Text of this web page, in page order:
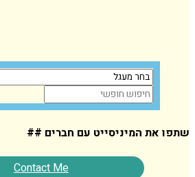
עם חברים ##
Contact Me